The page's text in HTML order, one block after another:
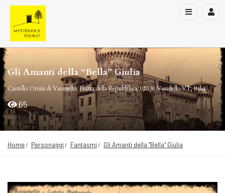
Gli Amanti della “Bella” Giulia
Castello Orsini di Vasanello, Piazza della Repubblica, 01030 Vasanello VT, Italia
65
Home Personaggi Fantasmi Gli Amanti della “Bella” Giulia